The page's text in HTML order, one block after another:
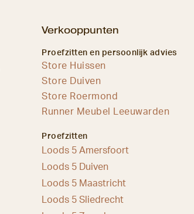
Verkooppunten
Proefzitten en persoonlijk advies
Store Huissen
Store Duiven
Store Roermond
Runner Meubel Leeuwarden
Proefzitten
Loods 5 Amersfoort
Loods 5 Duiven
Loods 5 Maastricht
Loods 5 Sliedrecht